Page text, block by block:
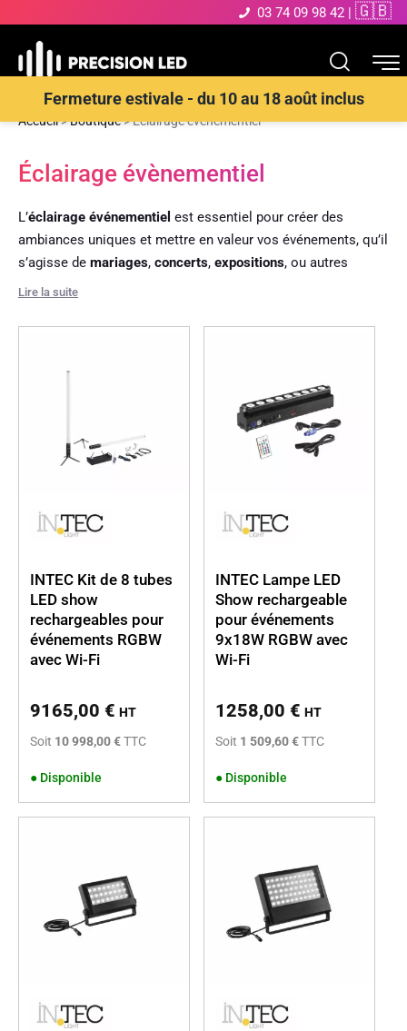
03 74 09 98 42 | 🇬🇧
Fermeture estivale - du 10 au 18 août inclus
Accueil>Boutique>Éclairage évènementiel
Éclairage évènementiel
L’éclairage événementiel est essentiel pour créer des
ambiances uniques et mettre en valeur vos événements, qu’il
s’agisse de mariages, concerts, expositions, ou autres
soirées thématiques
ou deslampes décoratives, sont spécialement conçues pour
d’événement.
, ces luminaires offrent une
économiquesetdurables
Vous pouvez ainsi personnaliser l’éclairage en fonction de
l’ambiance souhaitée, qu’il s’agisse de jeux de lumière
De plus, certains de nos produits sontdimmables
compatibles avec des
systèmes de contrôle à distance
lumière.
Robustes et faciles à installer, nos équipements d’éclairage
événementiel sont conçus pour offrir unefiabilité maximale
lors de vos événements en intérieur comme en extérieur.
Lire la suite
INTEC Kit de 8 tubes
LED show
rechargeables pour
événements RGBW
avec Wi-Fi
9165,00 € HT
Soit 10 998,00 €TTC
● Disponible
INTEC Lampe LED
Show rechargeable
pour événements
9x18W RGBW avec
Wi-Fi
1258,00 € HT
Soit 1 509,60 €TTC
● Disponible